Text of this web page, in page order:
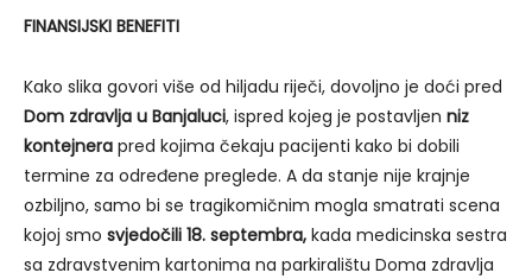
FINANSIJSKI BENEFITI
Kako slika govori više od hiljadu riječi, dovoljno je doći pred
Dom zdravlja u Banjaluci, ispred kojeg je postavljen niz
kontejnera pred kojima čekaju pacijenti kako bi dobili
termine za određene preglede. A da stanje nije krajnje
ozbiljno, samo bi se tragikomičnim mogla smatrati scena
kojoj smo svjedočili 18. septembra, kada medicinska sestra
sa zdravstvenim kartonima na parkiralištu Doma zdravlja